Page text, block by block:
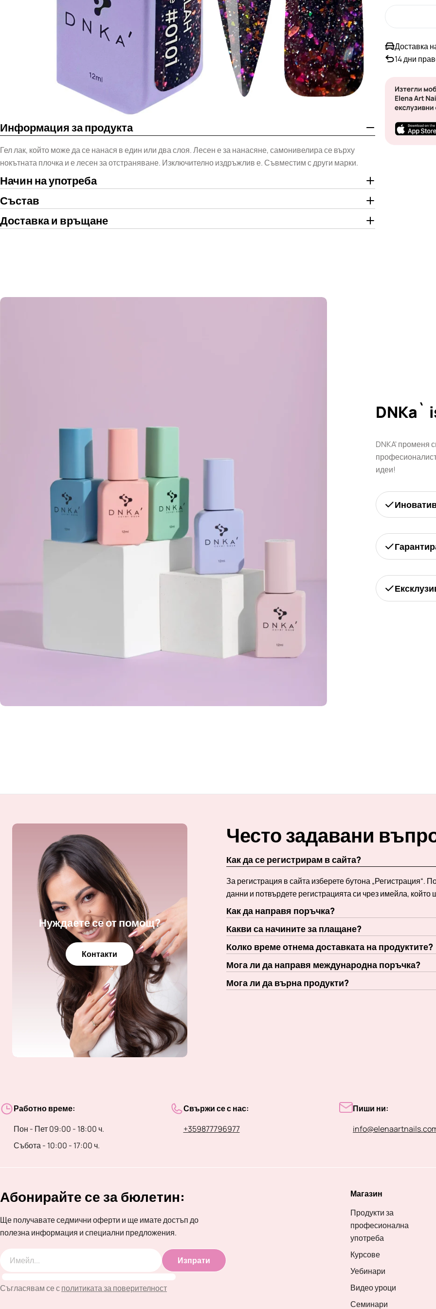
Информация за продукта
Гел лак, който може да се нанася в един или два слоя. Лесен е за нанасяне, самонивелира се върху
нокътната плочка и е лесен за отстраняване. Изключително издръжлив е. Съвместим с други марки.
Начин на употреба
Състав
Доставка и връщане
Доставка
14 дни
DNKa`
DNKA' променя
идеи!
Нуждаете се от помощ?
Контакти
Често задавани
Как да се регистрирам в сайта?
За регистрация в сайта изберете бутона „Регистрация“.
данни и потвърдете регистрацията си чрез имейла, който
Как да направя поръчка?
Какви са начините за плащане?
Колко време отнема доставката на продуктите?
Мога ли да направя международна поръчка?
Мога ли да върна продукти?
Работно време:
Пон - Пет 09:00 - 18:00 ч.
Събота - 10:00 - 17:00 ч.
Свържи се с нас:
+359877796977
Пиши ни:
Абонирайте се за бюлетин:
Ще получавате седмични оферти и ще имате достъп до
полезна информация и специални предложения.
Изпрати
Съгласявам се сполитиката за поверителност
Магазин
Продукти за
професионална
употреба
Курсове
Уебинари
Видео уроци
Семинари